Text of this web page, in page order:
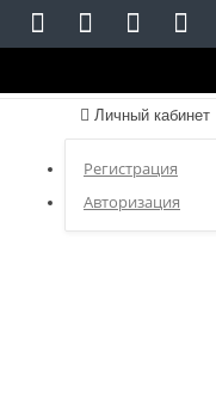
Личный кабинет
Регистрация
Авторизация